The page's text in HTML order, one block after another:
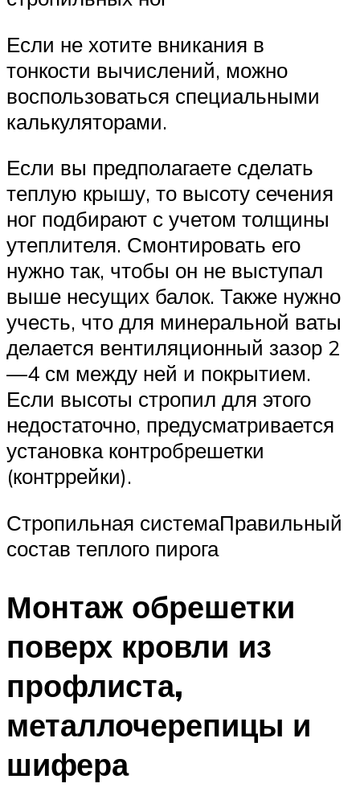
Если не хотите вникания в
тонкости вычислений, можно
воспользоваться специальными
калькуляторами.
Если вы предполагаете сделать
теплую крышу, то высоту сечения
ног подбирают с учетом толщины
утеплителя. Смонтировать его
нужно так, чтобы он не выступал
выше несущих балок. Также нужно
учесть, что для минеральной ваты
делается вентиляционный зазор 2
—4 см между ней и покрытием.
Если высоты стропил для этого
недостаточно, предусматривается
установка контробрешетки
(контррейки).
Стропильная системаПравильный
состав теплого пирога
Монтаж обрешетки
поверх кровли из
профлиста,
металлочерепицы и
шифера